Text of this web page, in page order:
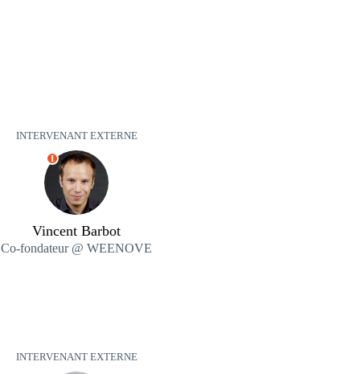
INTERVENANT EXTERNE
I
Vincent Barbot
Co-fondateur @ WEENOVE
INTERVENANT EXTERNE